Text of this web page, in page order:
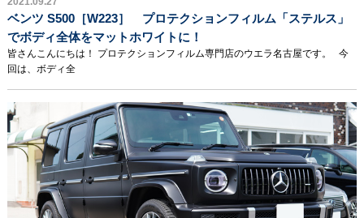
ベンツ S500［W223］ プロテクションフィルム「ステルス」
でボディ全体をマットホワイトに！
皆さんこんにちは！ プロテクションフィルム専門店のウエラ名古屋です。 今
回は、ボディ全